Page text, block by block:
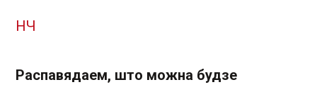
НЧ
Распавядаем, што можна будзе